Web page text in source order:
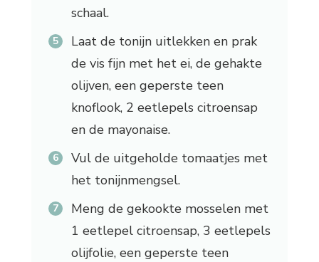
schaal.
Laat de tonijn uitlekken en prak
de vis fijn met het ei, de gehakte
olijven, een geperste teen
knoflook, 2 eetlepels citroensap
en de mayonaise.
Vul de uitgeholde tomaatjes met
het tonijnmengsel.
Meng de gekookte mosselen met
1 eetlepel citroensap, 3 eetlepels
olijfolie, een geperste teen